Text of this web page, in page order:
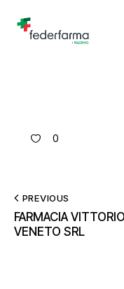
0
PREVIOUS
FARMACIA VITTORIO
VENETO SRL